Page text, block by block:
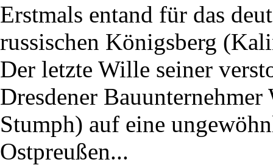
Erstmals entand für das
russischen Königsberg
Der letzte Wille seiner
Dresdener
Stumph) auf eine
Ostpreußen...